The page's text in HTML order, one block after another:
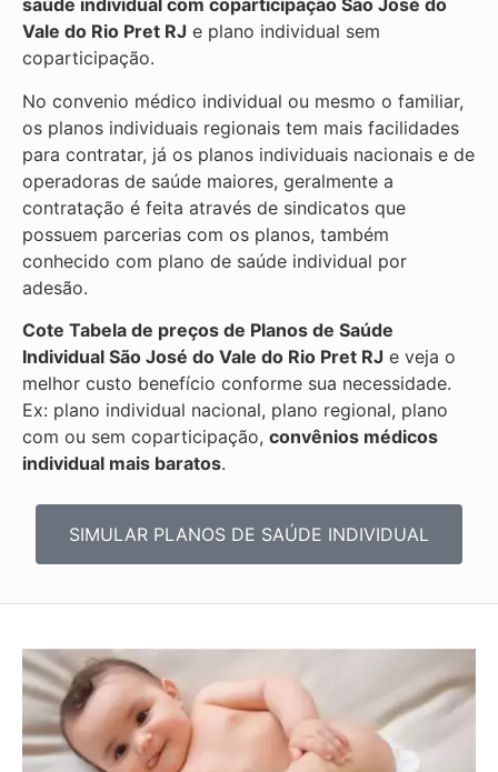
saúde individual com coparticipação São José do
Vale do Rio Pret RJ e plano individual sem
coparticipação.
No convenio médico individual ou mesmo o familiar,
os planos individuais regionais tem mais facilidades
para contratar, já os planos individuais nacionais e de
operadoras de saúde maiores, geralmente a
contratação é feita através de sindicatos que
possuem parcerias com os planos, também
conhecido com plano de saúde individual por
adesão.
Cote Tabela de preços de Planos de Saúde
Individual São José do Vale do Rio Pret RJ e veja o
melhor custo benefício conforme sua necessidade.
Ex: plano individual nacional, plano regional, plano
com ou sem coparticipação, convênios médicos
individual mais baratos.
SIMULAR PLANOS DE SAÚDE INDIVIDUAL